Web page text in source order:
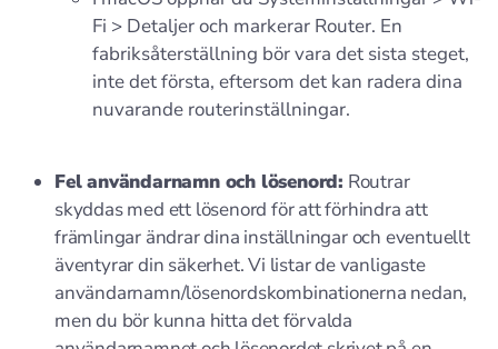
Fi > Detaljer och markerar Router. En
fabriksåterställning bör vara det sista steget,
inte det första, eftersom det kan radera dina
nuvarande routerinställningar.
Fel användarnamn och lösenord: Routrar
skyddas med ett lösenord för att förhindra att
främlingar ändrar dina inställningar och eventuellt
äventyrar din säkerhet. Vi listar de vanligaste
användarnamn/lösenordskombinationerna nedan,
men du bör kunna hitta det förvalda